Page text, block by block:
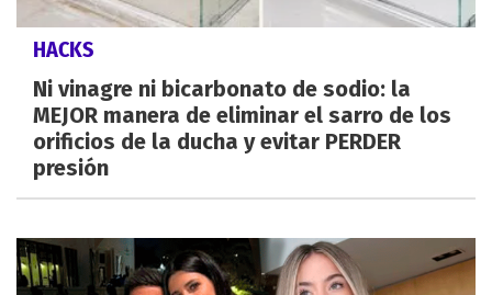
HACKS
Ni vinagre ni bicarbonato de sodio: la
MEJOR manera de eliminar el sarro de los
orificios de la ducha y evitar PERDER
presión